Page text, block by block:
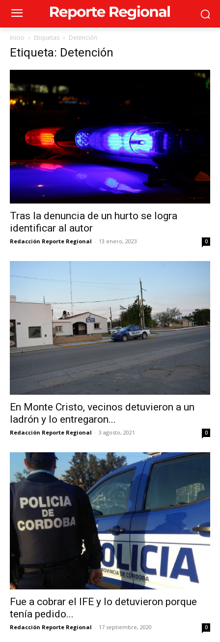
Inicio Etiquetas Detención
Etiqueta: Detención
Tras la denuncia de un hurto se logra
identificar al autor
Redacción Reporte Regional - 13 enero, 2023 0
En Monte Cristo, vecinos detuvieron a un
ladrón y lo entregaron...
Redacción Reporte Regional - 3 agosto, 2021 0
Fue a cobrar el IFE y lo detuvieron porque
tenía pedido...
Redacción Reporte Regional - 17 septiembre, 2020 0